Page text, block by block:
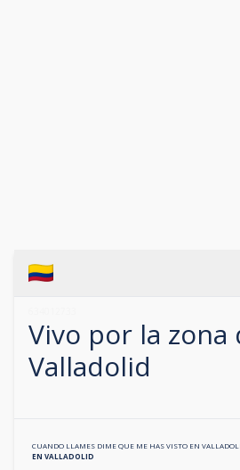
Vivo por la zona
Valladolid
CUANDO LLAMES DIME QUE ME HAS VISTO EN
EN VALLADOLID